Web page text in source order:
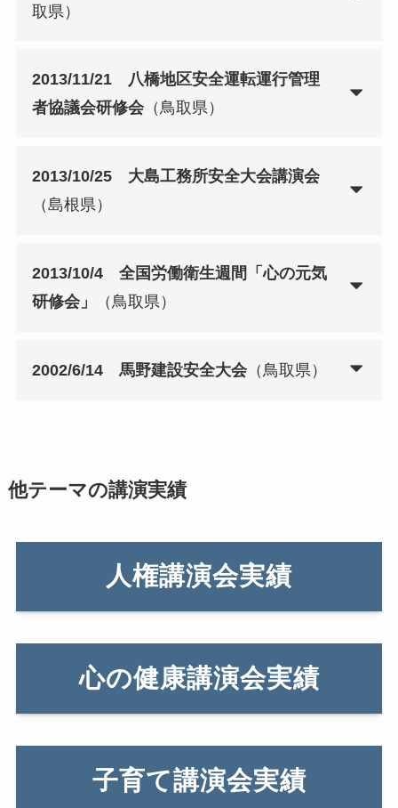
取県）
2013/11/21 八橋地区安全運転運行管理
者協議会研修会（鳥取県）
2013/10/25 大島工務所安全大会講演会
（島根県）
2013/10/4 全国労働衛生週間「心の元気
研修会」
（鳥取県）
2002/6/14 馬野建設安全大会（鳥取県）
他テーマの講演実績
人権講演会実績
心の健康講演会実績
子育て講演会実績